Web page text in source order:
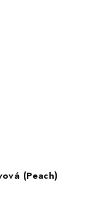
(Peach)